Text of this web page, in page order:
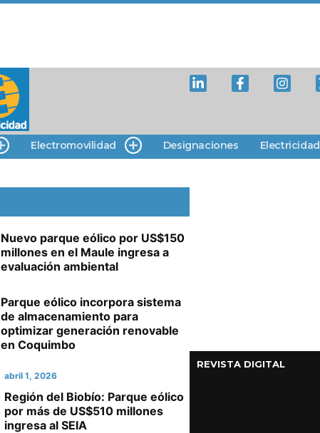
Electromovilidad Designaciones Electricidad
Nuevo parque eólico por US$150
millones en el Maule ingresa a
evaluación ambiental
Parque eólico incorpora sistema
de almacenamiento para
optimizar generación renovable
en Coquimbo
abril 1, 2026
Región del Biobío: Parque eólico
por más de US$510 millones
ingresa al SEIA
REVISTA DIGITAL